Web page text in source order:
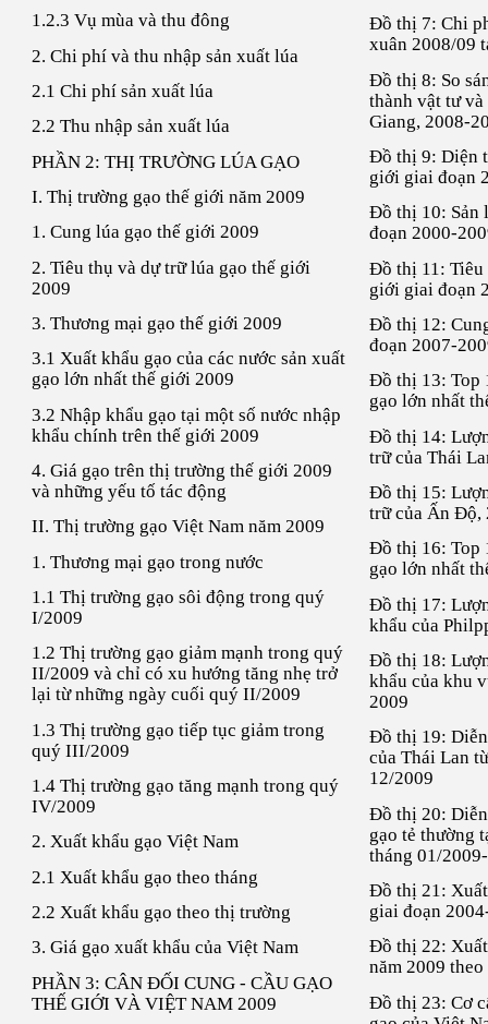
1.2.3 Vụ mùa và thu đông
2. Chi phí và thu nhập sản xuất lúa
2.1 Chi phí sản xuất lúa
2.2 Thu nhập sản xuất lúa
PHẦN 2: THỊ TRƯỜNG LÚA GẠO
I. Thị trường gạo thế giới năm 2009
1. Cung lúa gạo thế giới 2009
2. Tiêu thụ và dự trữ lúa gạo thế giới
2009
3. Thương mại gạo thế giới 2009
3.1 Xuất khẩu gạo của các nước sản xuất
gạo lớn nhất thế giới 2009
3.2 Nhập khẩu gạo tại một số nước nhập
khẩu chính trên thế giới 2009
4. Giá gạo trên thị trường thế giới 2009
và những yếu tố tác động
II. Thị trường gạo Việt Nam năm 2009
1. Thương mại gạo trong nước
1.1 Thị trường gạo sôi động trong quý
I/2009
1.2 Thị trường gạo giảm mạnh trong quý
II/2009 và chỉ có xu hướng tăng nhẹ trở
lại từ những ngày cuối quý II/2009
1.3 Thị trường gạo tiếp tục giảm trong
quý III/2009
1.4 Thị trường gạo tăng mạnh trong quý
IV/2009
2. Xuất khẩu gạo Việt Nam
2.1 Xuất khẩu gạo theo tháng
2.2 Xuất khẩu gạo theo thị trường
3. Giá gạo xuất khẩu của Việt Nam
PHẦN 3: CÂN ĐỐI CUNG - CẦU GẠO
THẾ GIỚI VÀ VIỆT NAM 2009
Đồ thị 7: Chi
xuân 2008/09
Đồ thị 8: So
thành vật tư
Giang, 2008-
Đồ thị 9: Diện
giới giai đoạn
Đồ thị 10: Sản
đoạn 2000-
Đồ thị 11: Tiêu
giới giai đoạn
Đồ thị 12:
đoạn 2007-
Đồ thị 13: Top
gạo lớn nhất
Đồ thị 14:
trữ của Thái
Đồ thị 15:
trữ của Ấn Độ,
Đồ thị 16: Top
gạo lớn nhất
Đồ thị 17:
khẩu của
Đồ thị 18:
khẩu của khu
2009
Đồ thị 19:
của Thái Lan
12/2009
Đồ thị 20:
gạo tẻ thường
tháng 01/
Đồ thị 21:
giai đoạn
Đồ thị 22:
năm 2009 theo
Đồ thị 23: Cơ